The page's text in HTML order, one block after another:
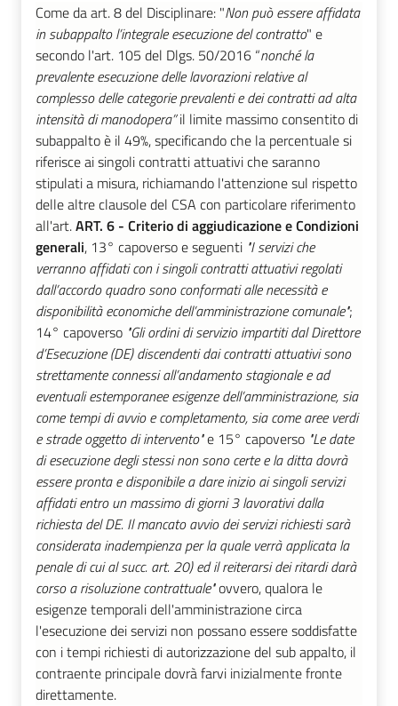
Come da art. 8 del Disciplinare: "Non può essere affidata
in subappalto l’integrale esecuzione del contratto" e
secondo l'art. 105 del Dlgs. 50/2016 “nonché la
prevalente esecuzione delle lavorazioni relative al
complesso delle categorie prevalenti e dei contratti ad alta
intensità di manodopera”il limite massimo consentito di
subappalto è il 49%, specificando che la percentuale si
riferisce ai singoli contratti attuativi che saranno
stipulati a misura, richiamando l'attenzione sul rispetto
delle altre clausole del CSA con particolare riferimento
all'art.ART. 6 - Criterio di aggiudicazione e Condizioni
generali, 13° capoverso e seguenti "I servizi che
verranno affidati con i singoli contratti attuativi regolati
dall’accordo quadro sono conformati alle necessità e
disponibilità economiche dell’amministrazione comunale";
14° capoverso "Gli ordini di servizio impartiti dal Direttore
d’Esecuzione (DE) discendenti dai contratti attuativi sono
strettamente connessi all’andamento stagionale e ad
eventuali estemporanee esigenze dell’amministrazione, sia
come tempi di avvio e completamento, sia come aree verdi
e strade oggetto di intervento"e 15° capoverso "Le date
di esecuzione degli stessi non sono certe e la ditta dovrà
essere pronta e disponibile a dare inizio ai singoli servizi
affidati entro un massimo di giorni 3 lavorativi dalla
richiesta del DE. Il mancato avvio dei servizi richiesti sarà
considerata inadempienza per la quale verrà applicata la
penale di cui al succ. art. 20) ed il reiterarsi dei ritardi darà
corso a risoluzione contrattuale"ovvero, qualora le
esigenze temporali dell'amministrazione circa
l'esecuzione dei servizi non possano essere soddisfatte
con i tempi richiesti di autorizzazione del sub appalto, il
contraente principale dovrà farvi inizialmente fronte
direttamente.